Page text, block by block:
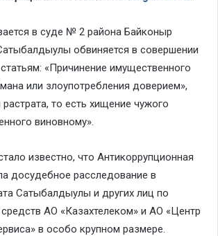
в суде № 2 района Байконыр
обвиняется в совершении
«Причинение имущественного
или злоупотребления доверием»,
то есть хищение чужого
виновному».
известно, что Антикоррупционная
досудебное расследование в
Сатыбалдыулы и других лиц по
AО «Казахтелеком» и AО «Центр
в особо крупном размере.